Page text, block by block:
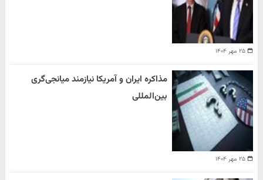
۲۵ مهر ۱۴۰۴
۲۵ مهر ۱۴۰۴
مذاکره ایران و آمریکا نیازمند میانجی‌گری
بین‌المللی